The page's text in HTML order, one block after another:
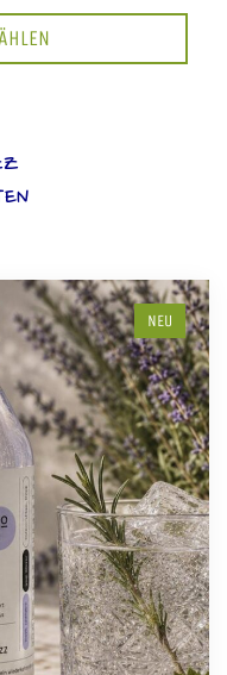
NEU